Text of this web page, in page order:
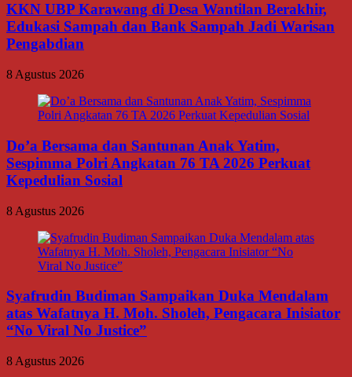
KKN UBP Karawang di Desa Wantilan Berakhir,
Edukasi Sampah dan Bank Sampah Jadi Warisan
Pengabdian
8 Agustus 2026
Do’a Bersama dan Santunan Anak Yatim,
Sespimma Polri Angkatan 76 TA 2026 Perkuat
Kepedulian Sosial
8 Agustus 2026
Syafrudin Budiman Sampaikan Duka Mendalam
atas Wafatnya H. Moh. Sholeh, Pengacara Inisiator
“No Viral No Justice”
8 Agustus 2026